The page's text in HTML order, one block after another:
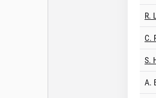
R.
C.
S.
A.